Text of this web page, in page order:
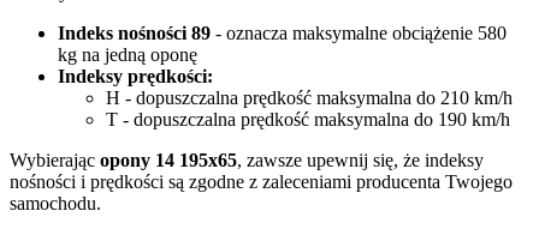
Indeks nośności 89 - oznacza maksymalne obciążenie 580
kg na jedną oponę
Indeksy prędkości:
H - dopuszczalna prędkość maksymalna do 210 km/h
T - dopuszczalna prędkość maksymalna do 190 km/h
Wybierając opony 14 195x65, zawsze upewnij się, że indeksy
nośności i prędkości są zgodne z zaleceniami producenta Twojego
samochodu.